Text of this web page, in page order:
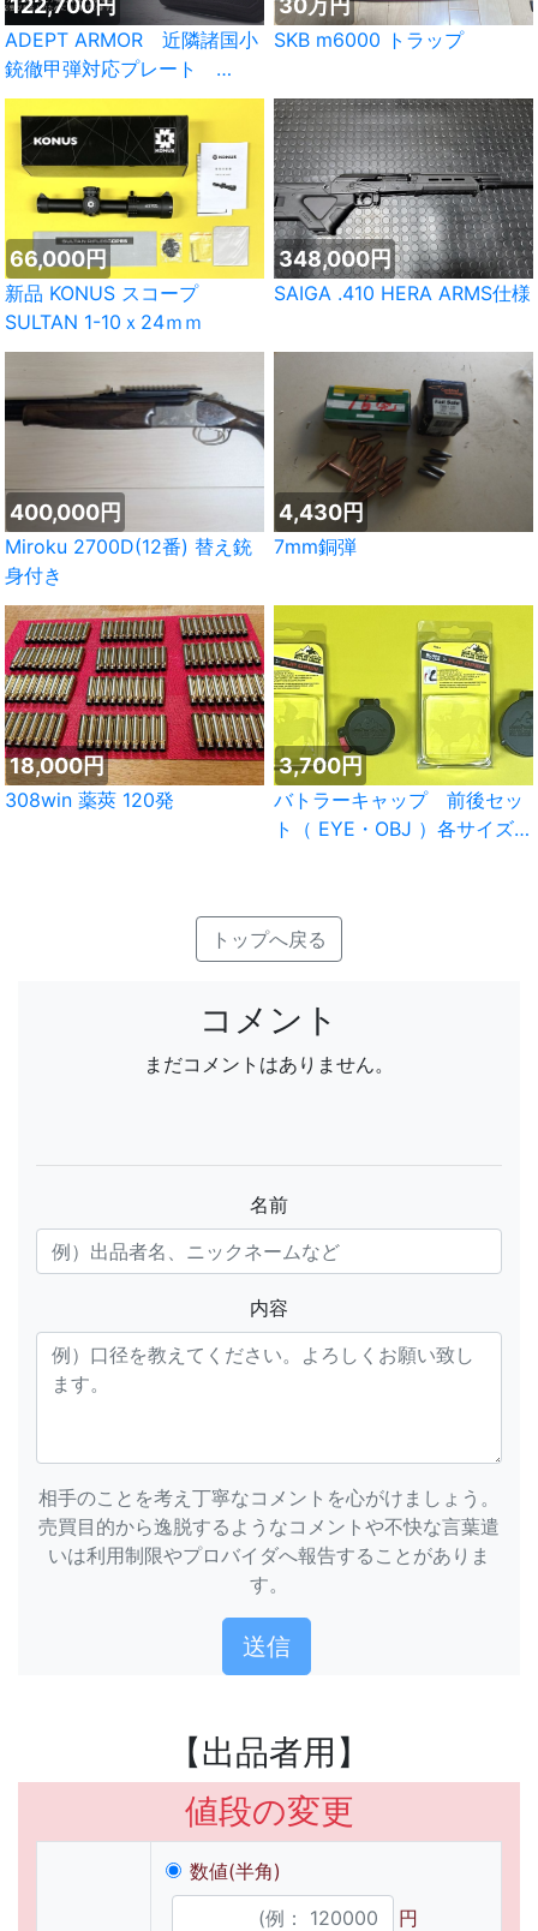
122,700円
ADEPT ARMOR 近隣諸国小
銃徹甲弾対応プレート
Archon
30万円
SKB m6000 トラップ
66,000円
新品 KONUS スコープ
SULTAN 1-10ｘ24ｍｍ
348,000円
SAIGA .410 HERA ARMS仕様
400,000円
Miroku 2700D(12番) 替え銃
身付き
4,430円
7mm銅弾
18,000円
308win 薬莢 120発
3,700円
バトラーキャップ 前後セッ
ト（ EYE・OBJ ）各サイズあ
トップへ戻る
コメント
まだコメントはありません。
名前
内容
相手のことを考え丁寧なコメントを心がけましょう。
売買目的から逸脱するようなコメントや不快な言葉遣
いは利用制限やプロバイダへ報告することがありま
す。
【出品者用】
値段の変更
数値(半角)
円